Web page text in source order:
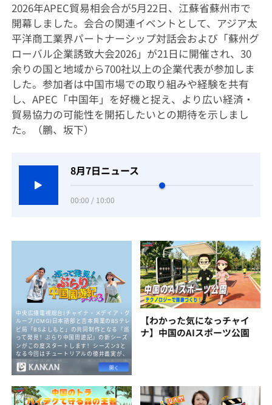
2026年APEC貿易相会合が5月22日、江蘇省蘇州市で
開幕しました。会合の関連イベントとして、アジア太
平洋商工業界パートナーシップ対話会および「蘇州グ
ローバル企業誘致大会2026」が21日に開催され、30
余りの国と地域から700社以上の企業代表が参加しま
した。参加者は中国市場での取り組みや経験を共有
し、APEC「中国年」を好機と捉え、より広い経済・
貿易協力の可能性を開拓したいとの期待を示しまし
た。（鵬、坂下）
8月7日ニュース
00:00 / 10:00
【わかった気になっチャイ
ナ】中国のAIスポーツ公園